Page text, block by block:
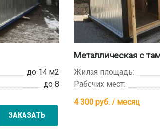
до 14 м2
до 8
ЗАКАЗАТЬ
Металлическая с
Жилая площадь:
Рабочих мест:
4 300руб. / месяц